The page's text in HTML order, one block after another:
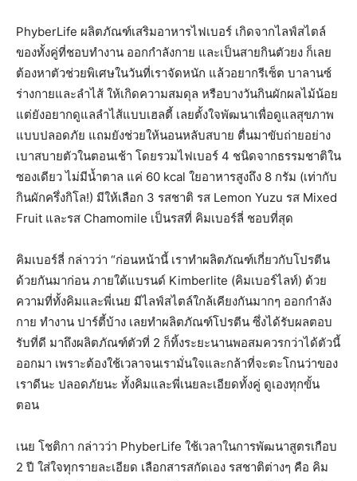
PhyberLife ผลิตภัณฑ์เสริมอาหารไฟเบอร์ เกิดจากไลฟ์สไตล์
ของทั้งคู่ที่ชอบทำงาน ออกกำลังกาย และเป็นสายกินตัวยง ก็เลย
ต้องหาตัวช่วยพิเศษในวันที่เราจัดหนัก แล้วอยากรีเซ็ต บาลานซ์
ร่างกายและลำไส้ ให้เกิดความสมดุล หรือบางวันกินผักผลไม้น้อย
แต่ยังอยากดูแลลำไส้แบบเฮลตี้ เลยตั้งใจพัฒนาเพื่อดูแลสุขภาพ
แบบปลอดภัย แถมยังช่วยให้นอนหลับสบาย ตื่นมาขับถ่ายอย่าง
เบาสบายตัวในตอนเช้า โดยรวมไฟเบอร์ 4 ชนิดจากธรรมชาติใน
ซองเดียว ไม่มีน้ำตาล แค่ 60 kcal ใยอาหารสูงถึง 8 กรัม (เท่ากับ
กินผักครึ่งกิโล!) มีให้เลือก 3 รสชาติ รส Lemon Yuzu รส Mixed
Fruit และรส Chamomile เป็นรสที่ คิมเบอร์ลี่ ชอบที่สุด
คิมเบอร์ลี่ กล่าวว่า “ก่อนหน้านี้ เราทำผลิตภัณฑ์เกี่ยวกับโปรตีน
ด้วยกันมาก่อน ภายใต้แบรนด์ Kimberlite (คิมเบอร์ไลท์) ด้วย
ความที่ทั้งคิมและพี่เนย มีไลฟ์สไตล์ใกล้เคียงกันมากๆ ออกกำลัง
กาย ทำงาน ปาร์ตี้บ้าง เลยทำผลิตภัณฑ์โปรตีน ซึ่งได้รับผลตอบ
รับที่ดี มาถึงผลิตภัณฑ์ตัวที่ 2 ก็ทิ้งระยะนานพอสมควรกว่าได้ตัวนี้
ออกมา เพราะต้องใช้เวลาจนเรามั่นใจและกล้าที่จะตะโกนว่าของ
เราดีนะ ปลอดภัยนะ ทั้งคิมและพี่เนยละเอียดทั้งคู่ ดูเองทุกขั้น
ตอน
เนย โชติกา กล่าวว่า PhyberLife ใช้เวลาในการพัฒนาสูตรเกือบ
2 ปี ใส่ใจทุกรายละเอียด เลือกสารสกัดเอง รสชาติต่างๆ คือ คิม